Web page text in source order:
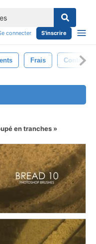
connecter S'inscrire
Frais Contexte
en tranches